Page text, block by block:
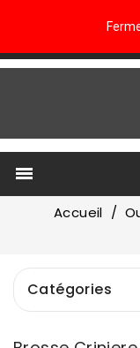

Accueil
Prix
Catégories